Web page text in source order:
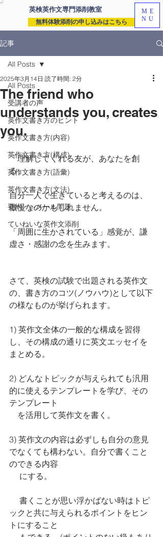
英検英作文専門添削教室
無料体験添削の申し込みはこちら
ME
NU
記事
All Posts
受講者の声
英作文書き方のヒント
英作文書き方(内容)
英作文書き方(構成)
英作文書き方(語彙)
英作文書き方(文法)
要約・e-メール問題
ていねいな英作文添削
All Posts
The friend who
understands you, creates
you.
2025年3月14日 読了時間: 2分
「理解してくれる友が、あなたを創
る」
自分一人で生きていると考えるのは、
傲慢なのかもしれません。
「周囲に生かされている」感覚が、謙
虚さ・感謝の念を生みます。
さて、英検の試験で出題される英作文
の、書き方のコツ(ノウハウ)として以下
の様なものが挙げられます。
1) 英作文全体の一般的な構成を習得
し、その構成の通りに英文エッセイを
まとめる。
2) どんなトピックが与えられても汎用
的に使えるテンプレートを学び、その
テンプレート
を活用して英作文を書く。
3) 英作文の内容は必ずしも自分の意見
でなくても構わない。自分で書くこと
のできる内容
にする。
ックと共に与えられるポイントをヒン
トにすること